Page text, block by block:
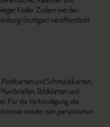
Köder. Zudem werden
Stuttgart veröffentlicht.
und Schmuckkarten,
Bildblätter und
Für die Verkündigung, die
immer wieder zum persönlichen